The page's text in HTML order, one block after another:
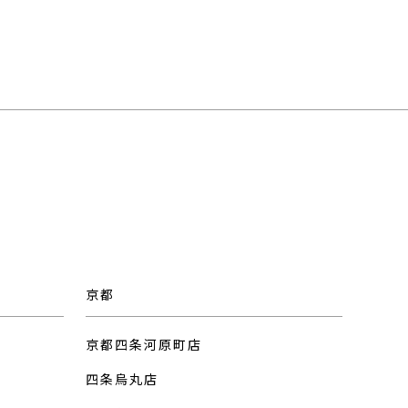
京都
京都四条河原町店
四条烏丸店